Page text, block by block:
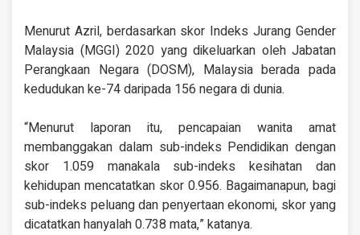
Menurut Azril, berdasarkan skor Indeks Jurang Gender
Malaysia (MGGI) 2020 yang dikeluarkan oleh Jabatan
Perangkaan Negara (DOSM), Malaysia berada pada
kedudukan ke-74 daripada 156 negara di dunia.
“Menurut laporan itu, pencapaian wanita amat
membanggakan dalam sub-indeks Pendidikan dengan
skor 1.059 manakala sub-indeks kesihatan dan
kehidupan mencatatkan skor 0.956. Bagaimanapun, bagi
sub-indeks peluang dan penyertaan ekonomi, skor yang
dicatatkan hanyalah 0.738 mata,” katanya.